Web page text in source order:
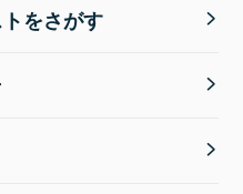
をさがす